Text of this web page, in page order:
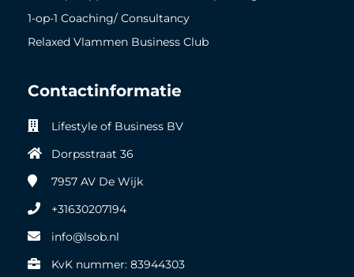
1-op-1 Coaching/ Consultancy
Relaxed Vlammen Business Club
Contactinformatie
Lifestyle of Business BV
Dorpsstraat 36
7957 AV De Wijk
+31630207194
info@lsob.nl
KvK nummer: 83944303